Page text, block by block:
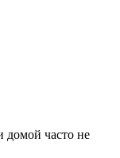
домой часто не